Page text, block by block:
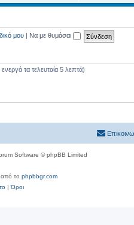
μου Να με θυμάσαι
τα τελευταία 5 λεπτά)
Software © phpBB Limited
από το phpbbgr.com
|Όροι